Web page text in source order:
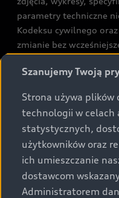
parametry techniczne
Kodeksu cywilnego
zmianie bez
rozumieniu art.
Podane kwoty są
VAT (23%), chyba że
Audi zastrzega sobie
prezentowanych
wyposażenia mogą
Szanujemy Twoją
Strona używa plików
technologii w celach
statystycznych,
użytkowników oraz
ich umieszczanie
dostawcom
Administratorem